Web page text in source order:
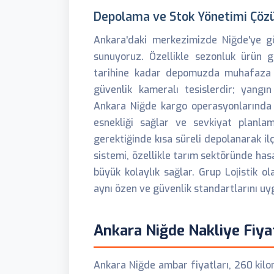
Depolama ve Stok Yönetimi
Ankara'daki merkezimizde Niğde'ye
sunuyoruz. Özellikle sezonluk
tarihine kadar depomuzda muhafaza
güvenlik kameralı tesislerdir;
Ankara Niğde kargo
esnekliği sağlar ve sevkiyat
gerektiğinde kısa süreli depolanarak
sistemi, özellikle tarım sektöründe
büyük kolaylık sağlar. Grup Lojistik
aynı özen ve güvenlik standartlarını
Ankara Niğde Nakliye
Ankara Niğde ambar fiyatları, 260